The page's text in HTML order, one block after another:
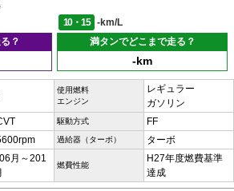
10・15
-km/L
？
満タンでどこまで走る？
-km
使用燃料
エンジン
レギュラー
ガソリン
駆動方式 FF
過給器（ターボ） ターボ
月～201
燃費性能
H27年度燃費基準
達成